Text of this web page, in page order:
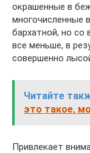
окрашенные в
многочисленные
бархатной, но со
все меньше, в
совершенно
Читайте
это такое,
Привлекает